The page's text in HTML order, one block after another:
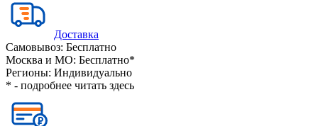
Доставка
Самовывоз: Бесплатно
Москва и МО: Бесплатно*
Регионы: Индивидуально
* - подробнее читать здесь